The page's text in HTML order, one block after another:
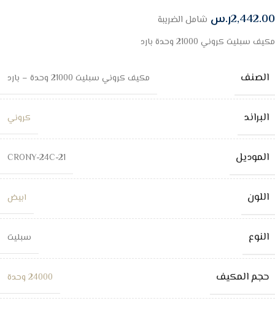
2,442.00ر.س شامل الضريبة
مكيف سبليت كروني 21000 وحدة بارد
الصنف مكيف كروني سبليت 21000 وحدة – بارد
البراند كروني
الموديل CRONY-24C-21
اللون ابيض
النوع سبليت
حجم المكيف 24000 وحدة